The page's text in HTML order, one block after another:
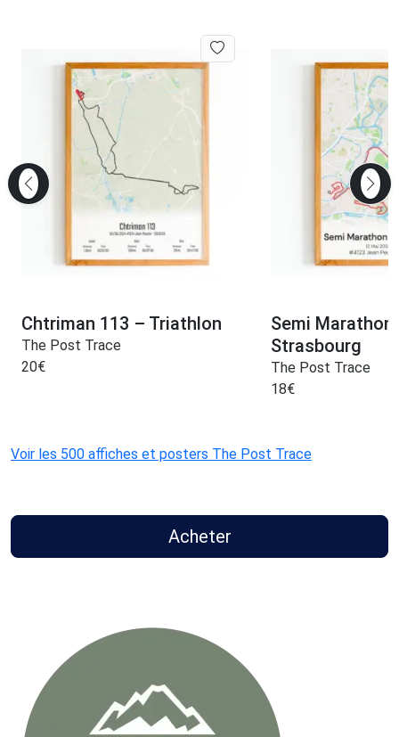
Chtriman 113 – Triathlon
The Post Trace
20€
Semi Marathon
Strasbourg
The Post Trace
18€
Voir les 500 affiches et posters The Post Trace
Acheter